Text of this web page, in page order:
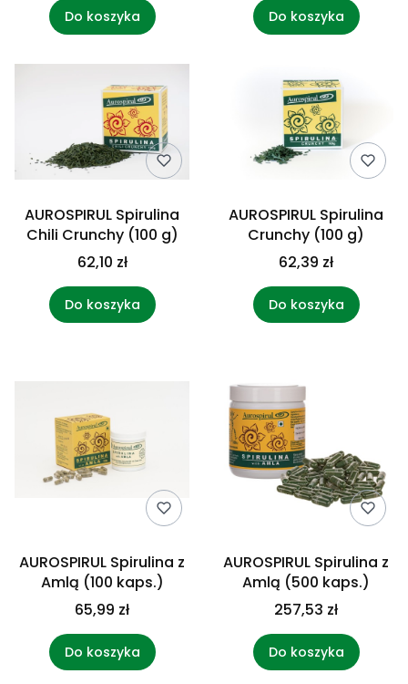
Do koszyka Do koszyka
AUROSPIRUL Spirulina
Chili Crunchy (100 g)
62,10 zł
Do koszyka
AUROSPIRUL Spirulina
Crunchy (100 g)
62,39 zł
Do koszyka
AUROSPIRUL Spirulina z
Amlą (100 kaps.)
65,99 zł
Do koszyka
AUROSPIRUL Spirulina z
Amlą (500 kaps.)
257,53 zł
Do koszyka